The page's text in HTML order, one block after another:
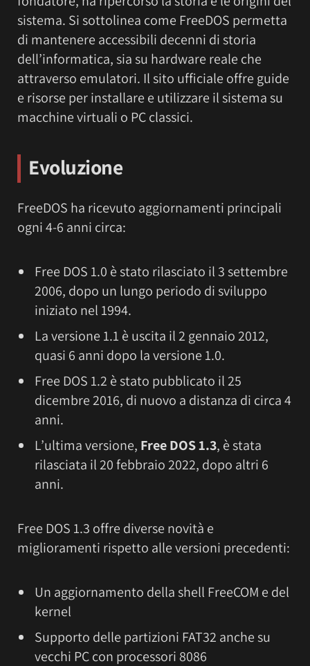
sistema. Si sottolinea come FreeDOS permetta
di mantenere accessibili decenni di storia
dell’informatica, sia su hardware reale che
attraverso emulatori. Il sito ufficiale offre guide
e risorse per installare e utilizzare il sistema su
macchine virtuali o PC classici.
Evoluzione
FreeDOS ha ricevuto aggiornamenti principali
ogni 4-6 anni circa:
Free DOS 1.0 è stato rilasciato il 3 settembre
2006, dopo un lungo periodo di sviluppo
iniziato nel 1994.
La versione 1.1 è uscita il 2 gennaio 2012,
quasi 6 anni dopo la versione 1.0.
Free DOS 1.2 è stato pubblicato il 25
dicembre 2016, di nuovo a distanza di circa 4
anni.
L’ultima versione, Free DOS 1.3, è stata
rilasciata il 20 febbraio 2022, dopo altri 6
anni.
Free DOS 1.3 offre diverse novità e
miglioramenti rispetto alle versioni precedenti:
Un aggiornamento della shell FreeCOM e del
kernel
Supporto delle partizioni FAT32 anche su
vecchi PC con processori 8086